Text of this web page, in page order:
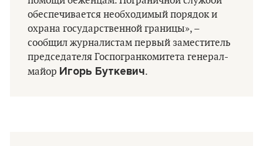
обеспечивается необходимый порядок и
охрана государственной границы», –
сообщил журналистам первый заместитель
председателя Госпогранкомитета генерал-
майор Игорь Буткевич.